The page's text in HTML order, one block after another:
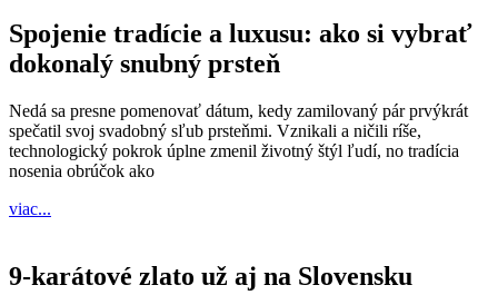
Spojenie tradície a luxusu: ako si vybrať
dokonalý snubný prsteň
Nedá sa presne pomenovať dátum, kedy zamilovaný pár prvýkrát
spečatil svoj svadobný sľub prsteňmi. Vznikali a ničili ríše,
technologický pokrok úplne zmenil životný štýl ľudí, no tradícia
nosenia obrúčok ako
viac...
9-karátové zlato už aj na Slovensku